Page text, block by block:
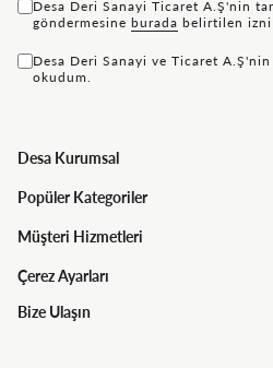
Desa Deri Sanayi Ticaret A.Ş'nin
göndermesine bu rada belirtilen izni
Desa Deri Sanayi ve Ticaret A.Ş'nin
okudum.
Desa Kurumsal
Popüler Kategoriler
Müşteri Hizmetleri
Çerez Ayarları
Bize Ulaşın